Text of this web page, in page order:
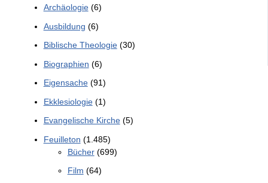
Archäologie(6)
Ausbildung (6)
Biblische Theologie(30)
Biographien (6)
Eigensache(91)
Ekklesiologie(1)
Evangelische Kirche(5)
Feuilleton (1.485)
Bücher(699)
Film (64)